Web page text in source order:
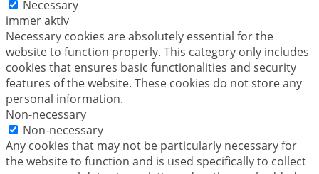
Necessary
immer aktiv
Necessary cookies are absolutely essential for the
website to function properly. This category only includes
cookies that ensures basic functionalities and security
features of the website. These cookies do not store any
personal information.
Non-necessary
Non-necessary
Any cookies that may not be particularly necessary for
the website to function and is used specifically to collect